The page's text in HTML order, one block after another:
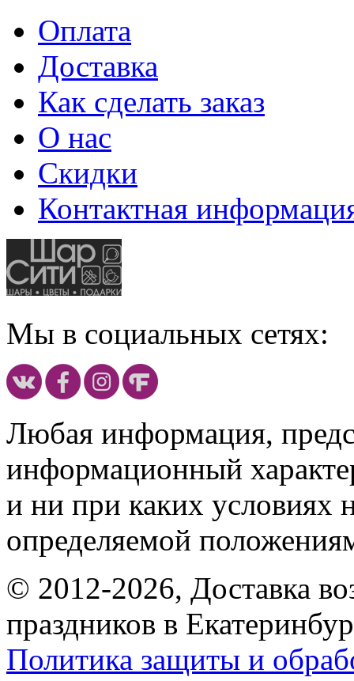
Оплата
Доставка
Как сделать заказ
О нас
Скидки
Контактная
Мы в социальных сетях:
Любая информация,
информационный
и ни при каких условиях
определяемой
© 2012-2026, Доставка
праздников в
Политика защиты и